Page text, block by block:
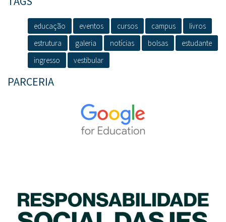
educação eventos cursos campus
livros
estrutura
galeria notícias bolsas
estudante
ingresso
vestibular
PARCERIA